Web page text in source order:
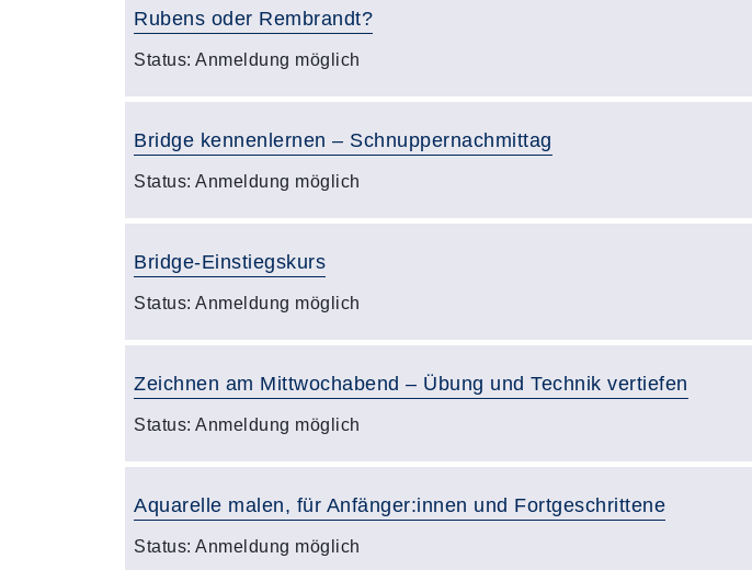
Rubens oder Rembrandt?
Status: Anmeldung möglich
Bridge kennenlernen – Schnuppernachmittag
Status: Anmeldung möglich
Bridge-Einstiegskurs
Status: Anmeldung möglich
Zeichnen am Mittwochabend – Übung und Technik vertiefen
Status: Anmeldung möglich
Aquarelle malen, für Anfänger:innen und Fortgeschrittene
Status: Anmeldung möglich